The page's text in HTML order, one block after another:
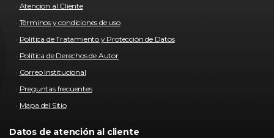
Atencion al Cliente
Términos y condiciones de uso
Política de Tratamiento y Protección de Datos
Política de Derechos de Autor
Correo Institucional
Preguntas frecuentes
Mapa del Sitio
Datos de atención al cliente